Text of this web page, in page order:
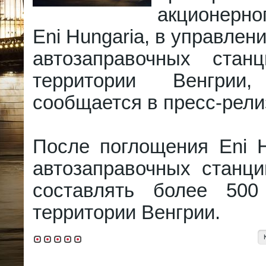
Eni Hungaria, в
автозаправочных
территории
сообщается в пресс-
После поглощения Eni
автозаправочных
составлять более
территории Венгрии.